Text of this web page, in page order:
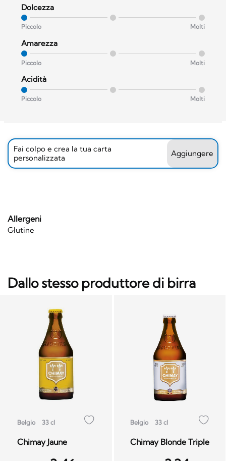
Dolcezza
Piccolo Molti
Amarezza
Piccolo Molti
Acidità
Piccolo Molti
Fai colpo e crea la tua carta
personalizzata
Aggiungere
Allergeni
Glutine
Dallo stesso produttore di birra
Belgio 33 cl
Chimay Jaune
Belgio 33 cl
Chimay Blonde Triple